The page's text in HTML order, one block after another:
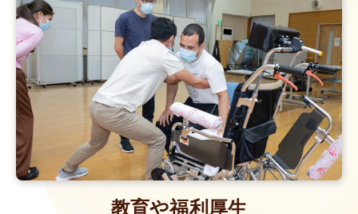
教育や福利厚生